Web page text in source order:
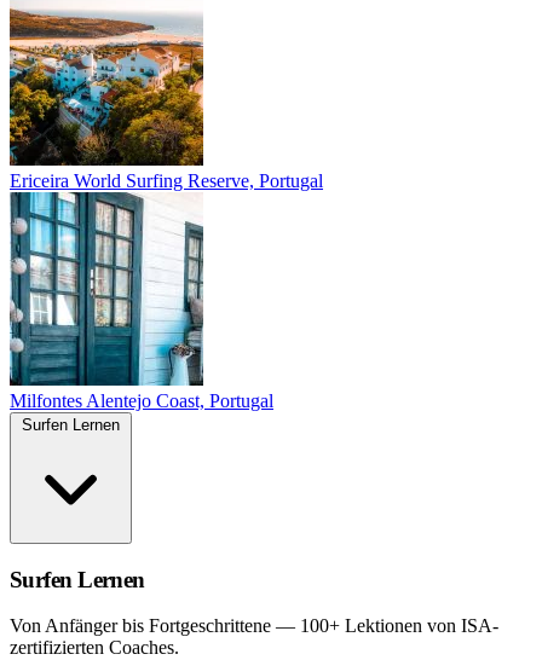
Ericeira World Surfing Reserve, Portugal
Milfontes Alentejo Coast, Portugal
Surfen Lernen
Von Anfänger bis Fortgeschrittene — 100+ Lektionen von ISA-
zertifizierten Coaches.